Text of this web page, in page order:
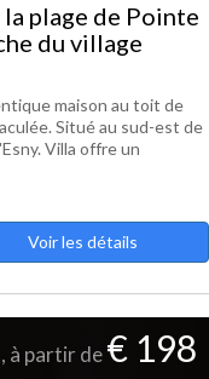
plage de Pointe
du village
maison au toit de
Situé au sud-est de
Villa offre un
Voir les détails
à partir de€ 198